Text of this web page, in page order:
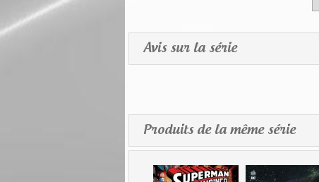
Avis sur la série
Produits de la même série